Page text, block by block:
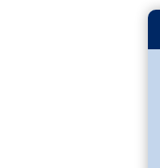
留学・進学関連、塾・